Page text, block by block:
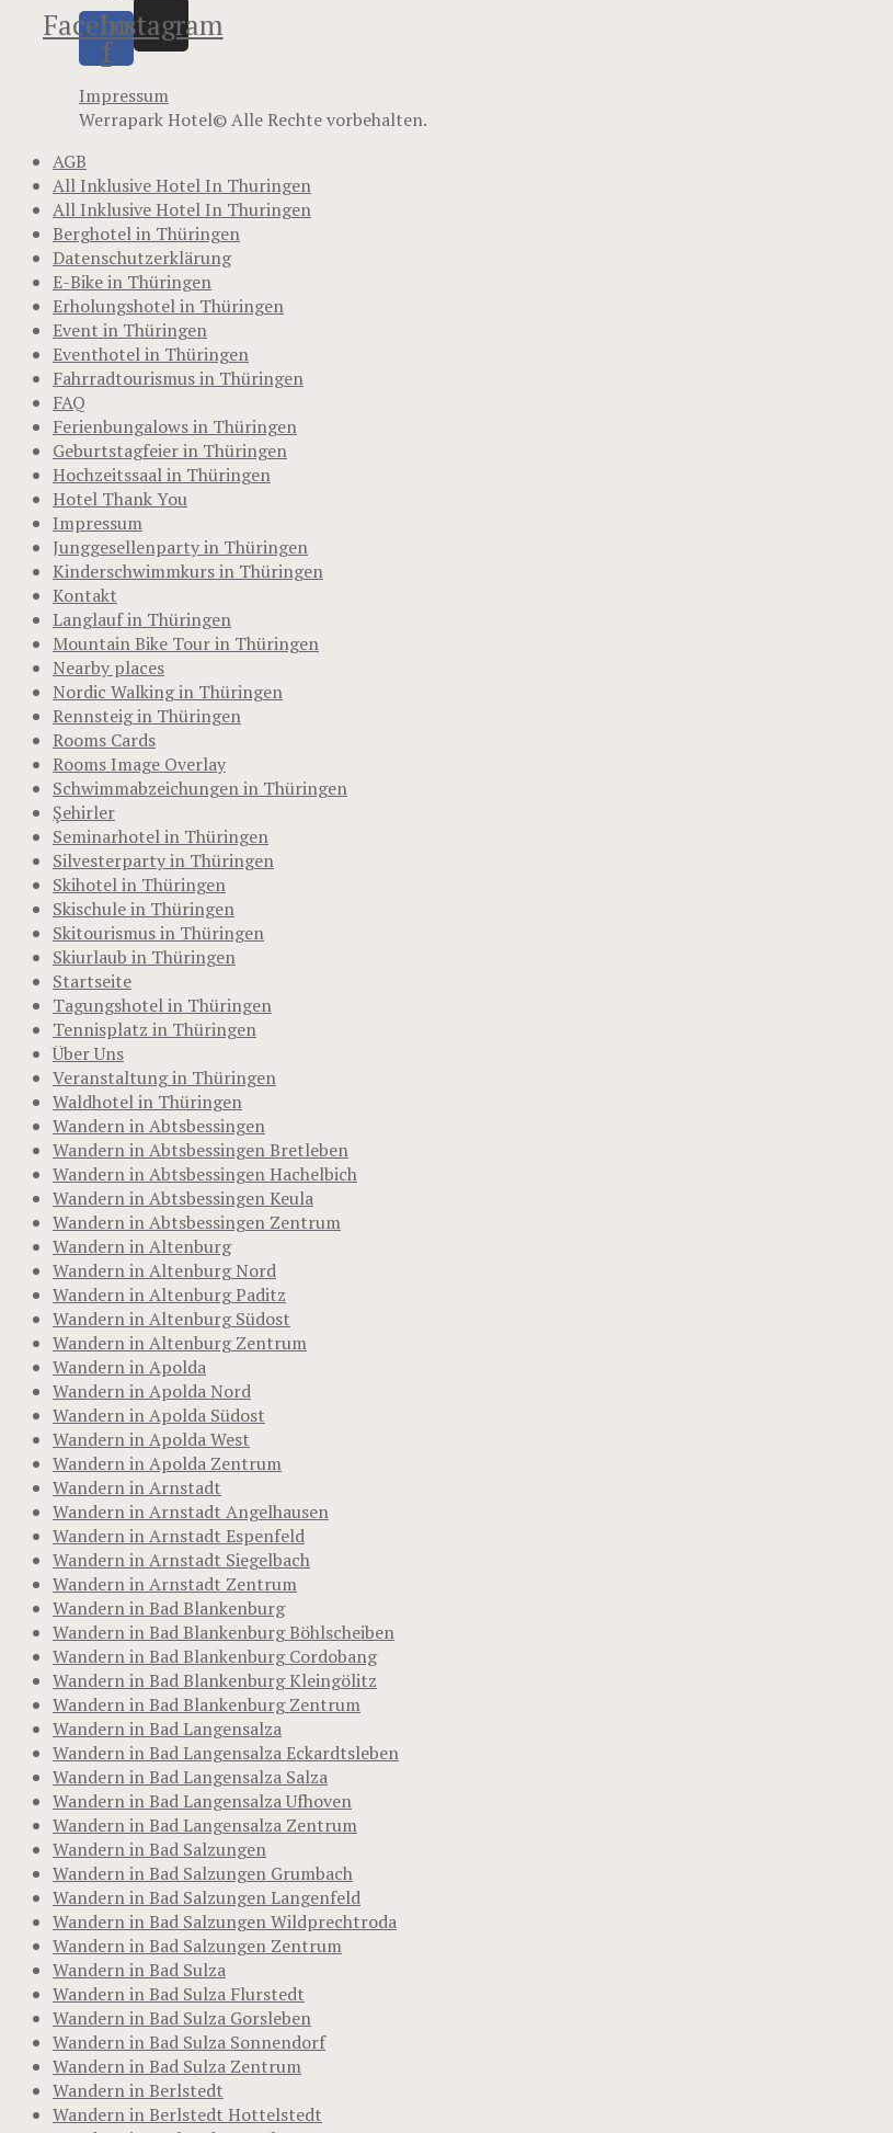
Facebook-
f
Instagram
Impressum
Werrapark Hotel© Alle Rechte vorbehalten.
AGB
All Inklusive Hotel In Thuringen
All Inklusive Hotel In Thuringen
Berghotel in Thüringen
Datenschutzerklärung
E-Bike in Thüringen
Erholungshotel in Thüringen
Event in Thüringen
Eventhotel in Thüringen
Fahrradtourismus in Thüringen
FAQ
Ferienbungalows in Thüringen
Geburtstagfeier in Thüringen
Hochzeitssaal in Thüringen
Hotel Thank You
Impressum
Junggesellenparty in Thüringen
Kinderschwimmkurs in Thüringen
Kontakt
Langlauf in Thüringen
Mountain Bike Tour in Thüringen
Nearby places
Nordic Walking in Thüringen
Rennsteig in Thüringen
Rooms Cards
Rooms Image Overlay
Schwimmabzeichungen in Thüringen
Şehirler
Seminarhotel in Thüringen
Silvesterparty in Thüringen
Skihotel in Thüringen
Skischule in Thüringen
Skitourismus in Thüringen
Skiurlaub in Thüringen
Startseite
Tagungshotel in Thüringen
Tennisplatz in Thüringen
Über Uns
Veranstaltung in Thüringen
Waldhotel in Thüringen
Wandern in Abtsbessingen
Wandern in Abtsbessingen Bretleben
Wandern in Abtsbessingen Hachelbich
Wandern in Abtsbessingen Keula
Wandern in Abtsbessingen Zentrum
Wandern in Altenburg
Wandern in Altenburg Nord
Wandern in Altenburg Paditz
Wandern in Altenburg Südost
Wandern in Altenburg Zentrum
Wandern in Apolda
Wandern in Apolda Nord
Wandern in Apolda Südost
Wandern in Apolda West
Wandern in Apolda Zentrum
Wandern in Arnstadt
Wandern in Arnstadt Angelhausen
Wandern in Arnstadt Espenfeld
Wandern in Arnstadt Siegelbach
Wandern in Arnstadt Zentrum
Wandern in Bad Blankenburg
Wandern in Bad Blankenburg Böhlscheiben
Wandern in Bad Blankenburg Cordobang
Wandern in Bad Blankenburg Kleingölitz
Wandern in Bad Blankenburg Zentrum
Wandern in Bad Langensalza
Wandern in Bad Langensalza Eckardtsleben
Wandern in Bad Langensalza Salza
Wandern in Bad Langensalza Ufhoven
Wandern in Bad Langensalza Zentrum
Wandern in Bad Salzungen
Wandern in Bad Salzungen Grumbach
Wandern in Bad Salzungen Langenfeld
Wandern in Bad Salzungen Wildprechtroda
Wandern in Bad Salzungen Zentrum
Wandern in Bad Sulza
Wandern in Bad Sulza Flurstedt
Wandern in Bad Sulza Gorsleben
Wandern in Bad Sulza Sonnendorf
Wandern in Bad Sulza Zentrum
Wandern in Berlstedt
Wandern in Berlstedt Hottelstedt